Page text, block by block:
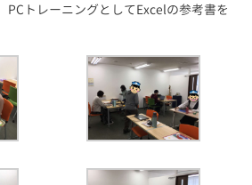
PCトレーニングとしてExcelの参考書を